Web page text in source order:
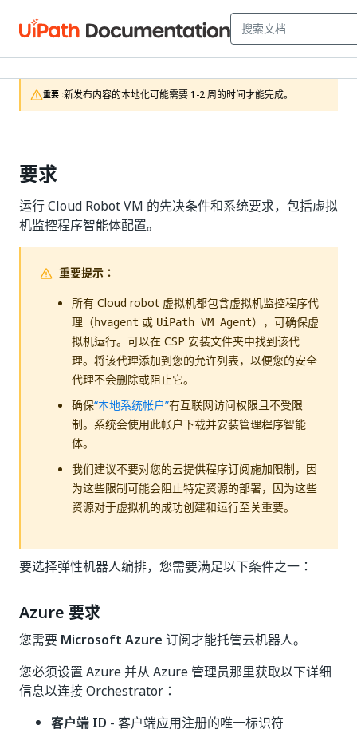
重要 :新发布内容的本地化可能需要 1-2 周的时间才能完成。
要求
运行 Cloud Robot VM 的先决条件和系统要求，包括虚拟
机监控程序智能体配置。
重要提示：
所有 Cloud robot 虚拟机都包含虚拟机监控程序代
理（hvagent 或 UiPath VM Agent），可确保虚
拟机运行。可以在 CSP 安装文件夹中找到该代
理。将该代理添加到您的允许列表，以便您的安全
代理不会删除或阻止它。
确保“本地系统帐户”有互联网访问权限且不受限
制。系统会使用此帐户下载并安装管理程序智能
体。
我们建议不要对您的云提供程序订阅施加限制，因
为这些限制可能会阻止特定资源的部署，因为这些
资源对于虚拟机的成功创建和运行至关重要。
要选择弹性机器人编排，您需要满足以下条件之一：
Azure 要求
您需要 Microsoft Azure 订阅才能托管云机器人。
您必须设置 Azure 并从 Azure 管理员那里获取以下详细
信息以连接 Orchestrator：
客户端 ID - 客户端应用注册的唯一标识符